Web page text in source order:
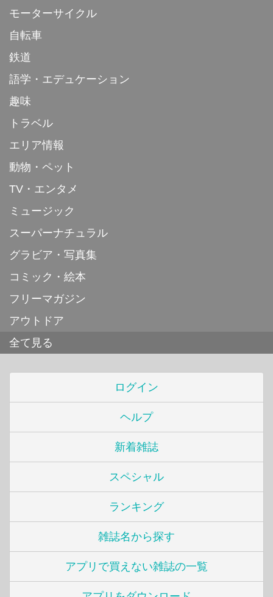
モーターサイクル
自転車
鉄道
語学・エデュケーション
趣味
トラベル
エリア情報
動物・ペット
TV・エンタメ
ミュージック
スーパーナチュラル
グラビア・写真集
コミック・絵本
フリーマガジン
アウトドア
全て見る
ログイン
ヘルプ
新着雑誌
スペシャル
ランキング
雑誌名から探す
アプリで買えない雑誌の一覧